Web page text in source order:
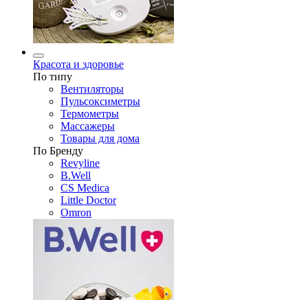
Красота и здоровье
По типу
Вентиляторы
Пульсоксиметры
Термометры
Массажеры
Товары для дома
По Бренду
Revyline
B.Well
CS Medica
Little Doctor
Omron